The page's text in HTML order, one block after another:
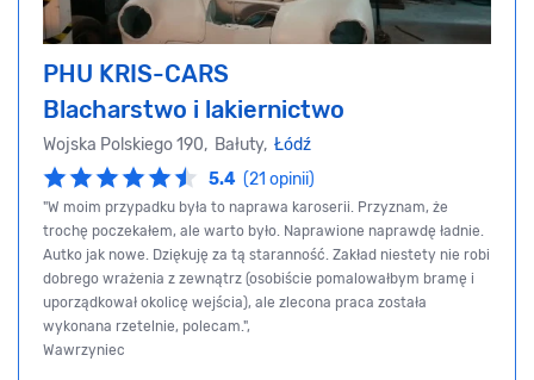
PHU KRIS-CARS
Blacharstwo i lakiernictwo
Wojska Polskiego 190, Bałuty, Łódź
5.4 (21 opinii)
"W moim przypadku była to naprawa karoserii. Przyznam, że
trochę poczekałem, ale warto było. Naprawione naprawdę ładnie.
Autko jak nowe. Dziękuję za tą staranność. Zakład niestety nie robi
dobrego wrażenia z zewnątrz (osobiście pomalowałbym bramę i
uporządkował okolicę wejścia), ale zlecona praca została
wykonana rzetelnie, polecam.",
Wawrzyniec